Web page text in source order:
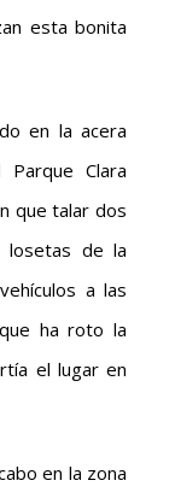
esta bonita
en la acera
Clara
que talar dos
losetas de la
a las
ha roto la
el lugar en
en la zona